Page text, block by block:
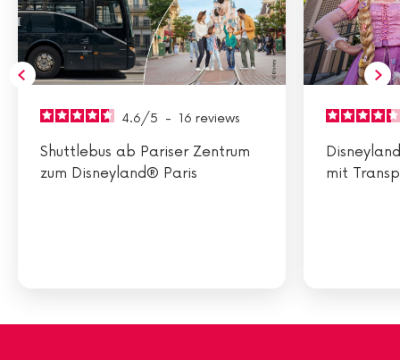
4.6/5 - 16 reviews
Shuttlebus ab Pariser Zentrum
zum Disneyland® Paris
mit